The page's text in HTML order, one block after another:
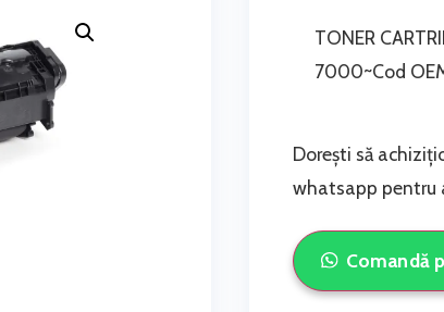
TONER
7000~Cod
Dorești să
whatsapp pentru
Comandă